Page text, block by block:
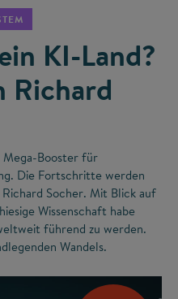
KI-Land?
Richard
Mega-Booster für
Die Fortschritte werden
Socher. Mit Blick auf
Wissenschaft habe
führend zu werden.
Wandels.